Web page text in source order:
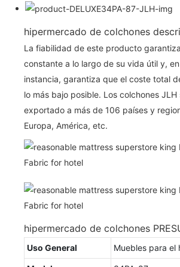
hipermercado de colchones
La fiabilidad de este producto
constante a lo largo de su vida útil y,
instancia, garantiza que el coste total
lo más bajo posible. Los colchones JLH
exportado a más de 106 países y
Europa, América, etc.
hipermercado de colchones
Uso General Muebles para el